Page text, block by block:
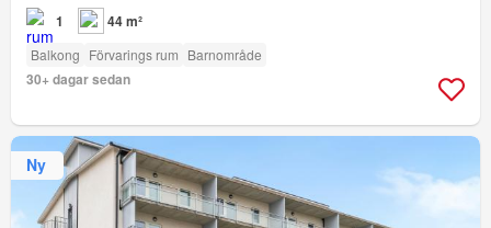
1 44 m²
Balkong Förvarings rum Barnområde
30+ dagar sedan
Ny